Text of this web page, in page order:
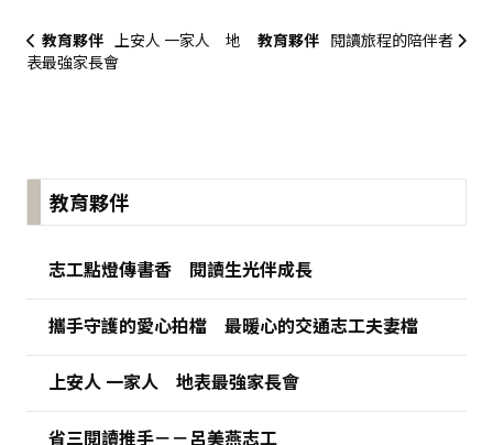
教育夥伴
上安人 一家人 地
表最強家長會
教育夥伴 閱讀旅程的陪伴者
:::教育夥伴
志工點燈傳書香 閱讀生光伴成長
攜手守護的愛心拍檔 最暖心的交通志工夫妻檔
上安人 一家人 地表最強家長會
省三閱讀推手－－呂美燕志工